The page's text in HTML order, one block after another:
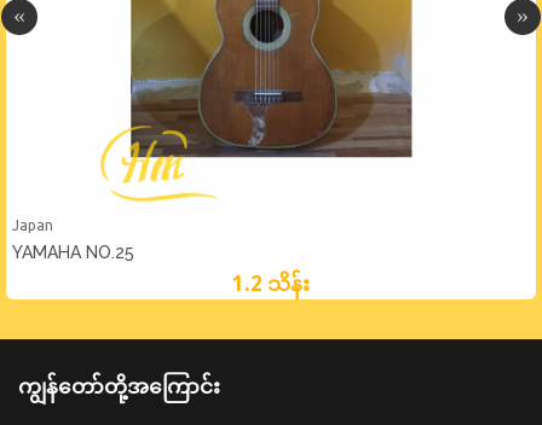
Japan
YAMAHA NO.25
1.2 သိန်း
ကျွန်တော်တို့အကြောင်း